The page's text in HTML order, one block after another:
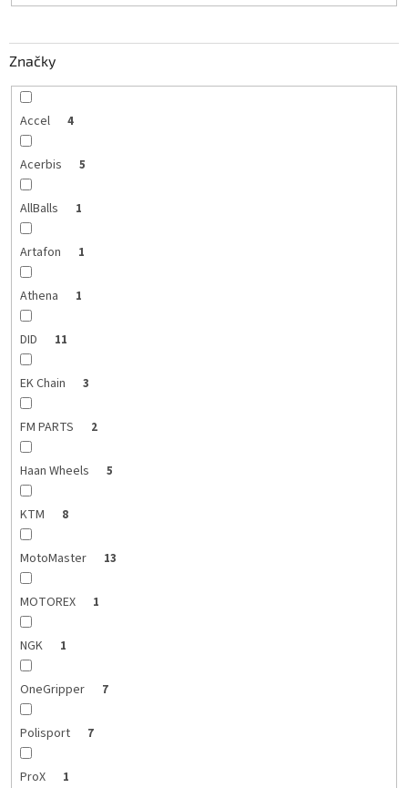
Značky
Accel 4
Acerbis 5
AllBalls 1
Artafon 1
Athena 1
DID 11
EK Chain 3
FM PARTS 2
Haan Wheels 5
KTM 8
MotoMaster 13
MOTOREX 1
NGK 1
OneGripper 7
Polisport 7
ProX 1